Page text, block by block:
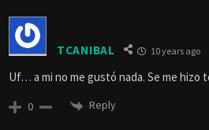
TCANIBAL 10 years ago
Uf… a mi no me gustó nada. Se me hizo
0 Reply